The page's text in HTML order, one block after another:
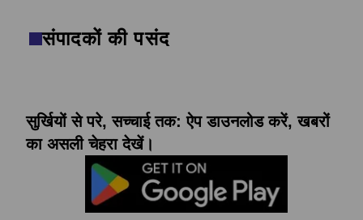
संपादकों की पसंद
सुर्खियों से परे, सच्चाई तक: ऐप डाउनलोड करें, खबरों
का असली चेहरा देखें।